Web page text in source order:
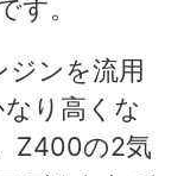
す。
ジンを流用
り高くな
Z400の2気